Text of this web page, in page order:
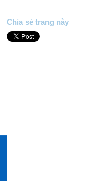
Chia sẻ trang này